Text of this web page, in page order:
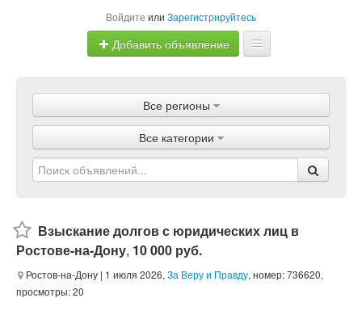
Войдите или Зарегистрируйтесь
Добавить объявление
Объявления
Магазины
Услуги
Все регионы
Все категории
Взыскание долгов с юридических лиц в
Ростове-на-Дону, 10 000 руб.
Ростов-на-Дону | 1 июля 2026, За Веру и Правду, номер: 736620,
просмотры: 20